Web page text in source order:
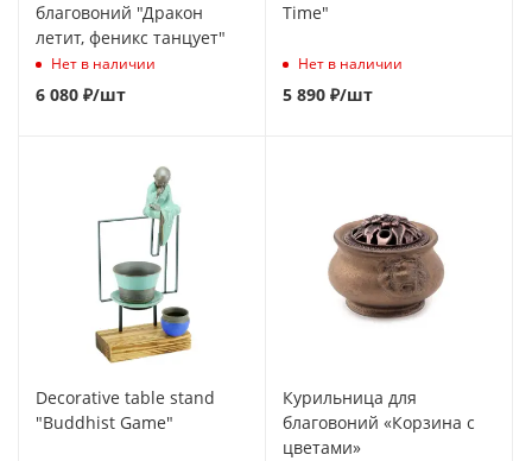
благовоний "Дракон
летит, феникс танцует"
Нет в наличии
6 080 ₽/шт
Time"
Нет в наличии
5 890 ₽/шт
Decorative table stand
"Buddhist Game"
Курильница для
благовоний «Корзина с
цветами»